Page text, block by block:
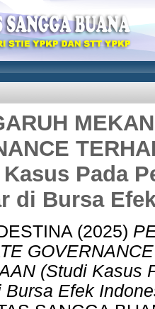
Pada
di Bursa
(2025)
(Studi Kasus
Bursa Efek